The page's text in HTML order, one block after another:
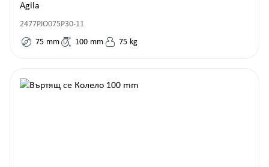
Agila
2477PJO075P30-11
75 mm 100 mm 75 kg